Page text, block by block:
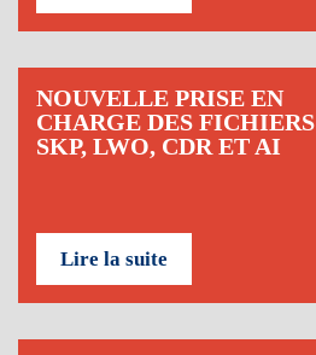
NOUVELLE PRISE EN
CHARGE DES FICHIERS
SKP, LWO, CDR ET AI
Lire la suite